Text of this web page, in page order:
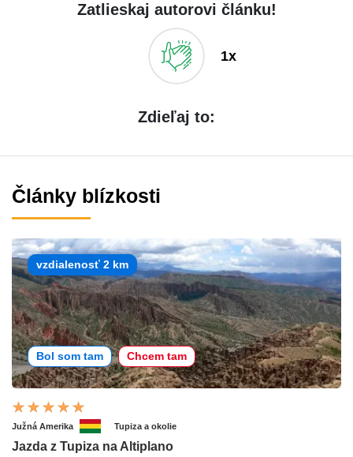
Zatlieskaj autorovi článku!
1x
Zdieľaj to:
Články blízkosti
vzdialenosť 2 km
Bol som tam Chcem tam
Južná Amerika Tupiza a okolie
Jazda z Tupiza na Altiplano